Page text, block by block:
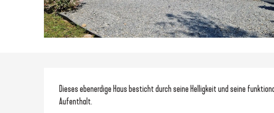
Beschreibung
Dieses ebenerdige Haus besticht durch seine Helligkeit und seine
Aufenthalt.